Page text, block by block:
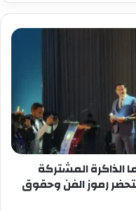
الذاكرة المشتركة
رموز الفن وحقوق